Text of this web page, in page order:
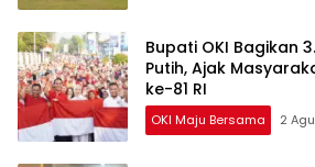
Bupati OKI Bagikan
Putih, Ajak
ke-81 RI
OKI Maju Bersama 2